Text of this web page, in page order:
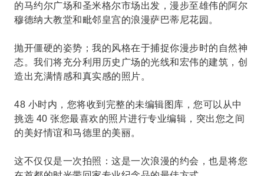
的马约尔广场和圣米格尔市场出发，漫步至雄伟的阿尔
穆德纳大教堂和毗邻皇宫的浪漫萨巴蒂尼花园。
抛开僵硬的姿势；我的风格在于捕捉你漫步时的自然神
态。我们将充分利用历史广场的光线和宏伟的建筑，创
造出充满情感和真实感的照片。
48 小时内，您将收到完整的未编辑图库，您可以从中
挑选 40 张您最喜欢的照片进行专业编辑，突出您之间
的美好情谊和马德里的美丽。
这不仅仅是一次拍照：这是一次浪漫的约会，也是将您